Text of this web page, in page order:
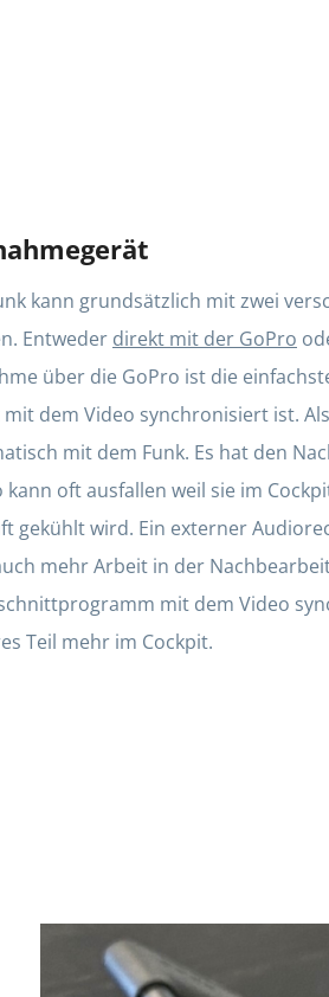
kann grundsätzlich mit zwei
Entweder direkt mit der GoPro
über die GoPro ist die
dem Video synchronisiert ist.
mit dem Funk. Es hat den
kann oft ausfallen weil sie im
gekühlt wird. Ein externer
mehr Arbeit in der
mit dem Video
Teil mehr im Cockpit.